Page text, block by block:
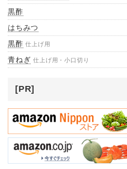
黒酢
はちみつ
黒酢 仕上げ用
青ねぎ 仕上げ用・小口切り
[PR]